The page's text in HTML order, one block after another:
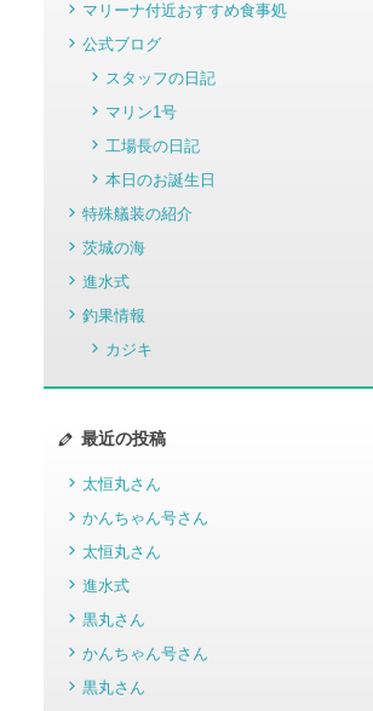
マリーナ付近おすすめ食事処
公式ブログ
スタッフの日記
マリン1号
工場長の日記
本日のお誕生日
特殊艤装の紹介
茨城の海
進水式
釣果情報
カジキ
最近の投稿
太恒丸さん
かんちゃん号さん
太恒丸さん
進水式
黒丸さん
かんちゃん号さん
黒丸さん